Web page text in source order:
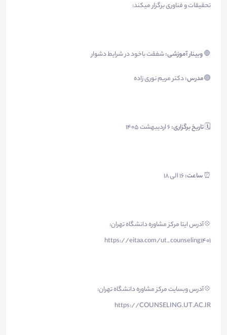
تحقیقات و فناوری برگزار میکند:
🛑وبینار آموزشی:شفقت باخود در شرايط دشوار
🟣مدرس:دکتر مریم نوری زاده
🗓تاریخ برگزاری:
⏰ساعت:
💠آدرس ایتا مرکز مشاوره دانشگاه تهران:
https://eitaa.com/ut_counseling1401
💠آدرس وبسایت مرکز مشاوره دانشگاه تهران:
https://COUNSELING.UT.AC.IR